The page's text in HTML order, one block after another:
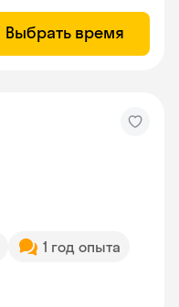
Выбрать время
1 год опыта